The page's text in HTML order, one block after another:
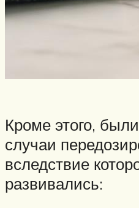
Кроме этого,
случаи
вследствие
развивались: